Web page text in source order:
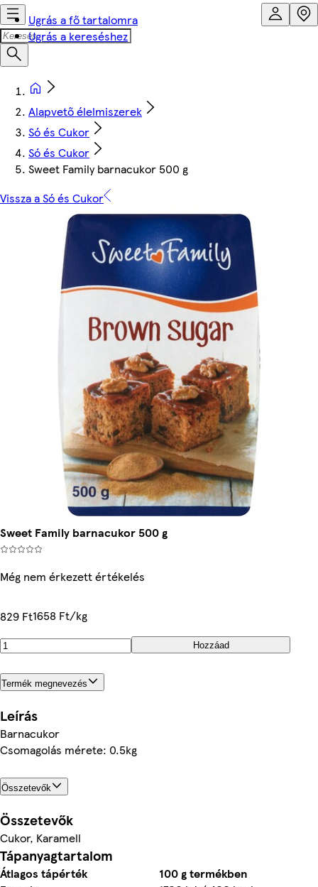
Ugrás a fő tartalomra
Ugrás a kereséshez
Alapvető élelmiszerek
Só és Cukor
Só és Cukor
Sweet Family barnacukor 500 g
Vissza a Só és Cukor
Sweet Family barnacukor 500 g
Még nem érkezett értékelés
829 Ft1658 Ft/kg
Hozzáad
Termék megnevezés
Leírás
Barnacukor
Csomagolás mérete: 0.5kg
Összetevők
Összetevők
Cukor, Karamell
Tápanyagtartalom
Átlagos tápérték
100 g termékben